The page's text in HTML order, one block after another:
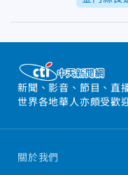
新聞、影音、節目、直
世界各地華人亦頗受歡
關於我們